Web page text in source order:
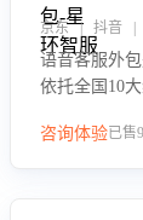
京东 | 抖音 |
语音客服外
依托全国10
队和智能工
咨询体验已售